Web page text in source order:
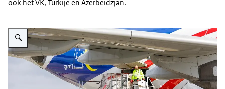
ook het VK, Turkije en Azerbeidzjan.
Vergroot afbeelding Goederen laden vrachtvliegtuig Schiphol